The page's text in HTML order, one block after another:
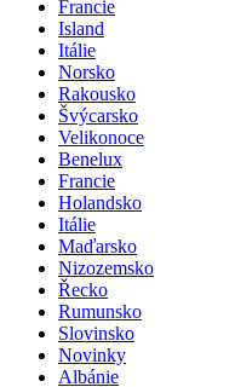
Francie
Island
Itálie
Norsko
Rakousko
Švýcarsko
Velikonoce
Benelux
Francie
Holandsko
Itálie
Maďarsko
Nizozemsko
Řecko
Rumunsko
Slovinsko
Novinky
Albánie